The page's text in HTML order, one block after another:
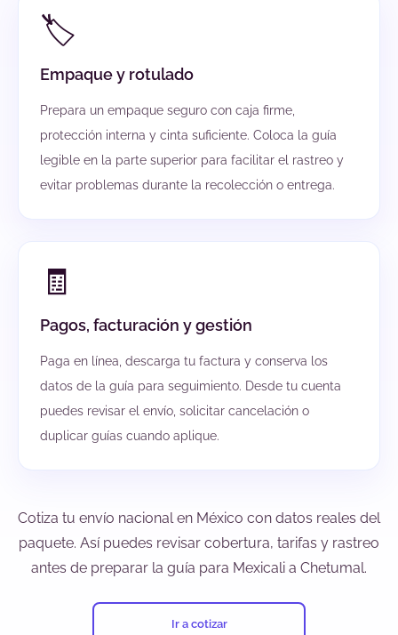
🏷️
Empaque y rotulado
Prepara un empaque seguro con caja firme,
protección interna y cinta suficiente. Coloca la guía
legible en la parte superior para facilitar el rastreo y
evitar problemas durante la recolección o entrega.
🧾
Pagos, facturación y gestión
Paga en línea, descarga tu factura y conserva los
datos de la guía para seguimiento. Desde tu cuenta
puedes revisar el envío, solicitar cancelación o
duplicar guías cuando aplique.
Cotiza tu envío nacional en México con datos reales del
paquete. Así puedes revisar cobertura, tarifas y rastreo
antes de preparar la guía para Mexicali a Chetumal.
Ir a cotizar